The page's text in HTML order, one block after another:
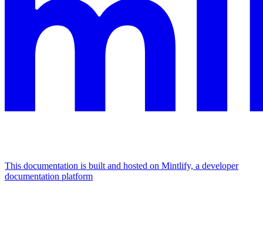
This documentation is built and hosted on Mintlify, a developer
documentation platform